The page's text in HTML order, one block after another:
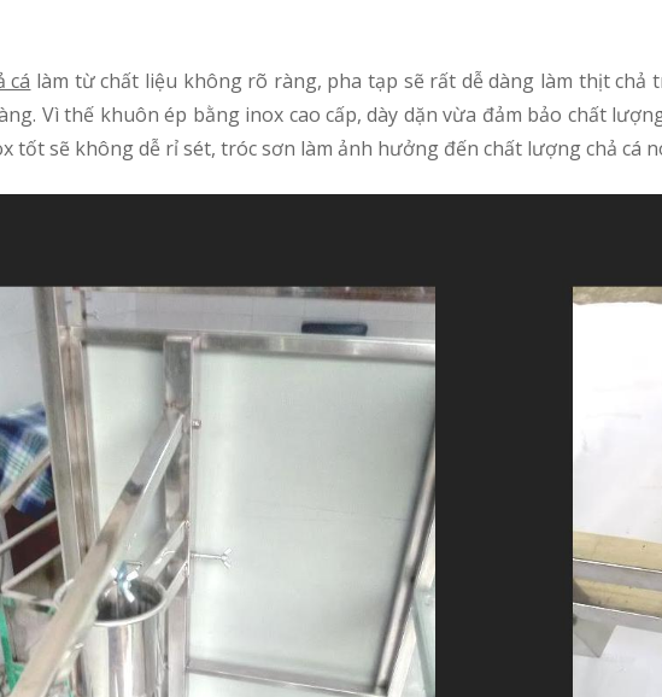
cá làm từ chất liệu không rõ ràng, pha tạp sẽ rất dễ dàng làm thịt
Vì thế khuôn ép bằng inox cao cấp, dày dặn vừa đảm bảo chất
tốt sẽ không dễ rỉ sét, tróc sơn làm ảnh hưởng đến chất lượng chả cá